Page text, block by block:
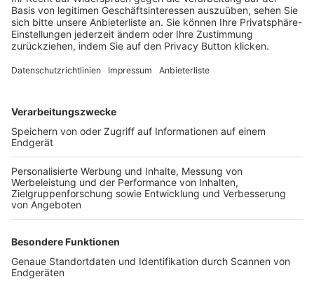
Login SpielPlus
FOLGE DEM BFV
TOP-VEREINE
TOP-PARTNER